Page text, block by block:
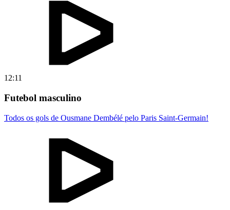
12:11
Futebol masculino
Todos os gols de Ousmane Dembélé pelo Paris Saint-Germain!